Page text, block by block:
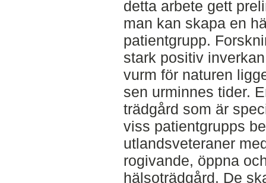
detta arbete gett
man kan skapa en
patientgrupp.
stark positiv
vurm för naturen
sen urminnes tider.
trädgård som är
viss patientgrupps
utlandsveteraner
rogivande, öppna
hälsoträdgård. De